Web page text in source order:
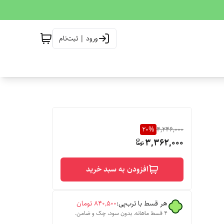
ورود | ثبت‌نام
4,246,000
20%
3,362,000
افزودن به سبد خرید
هر قسط با ترب‌پی:۸۴۰٬۵۰۰ تومان
۴ قسط ماهانه. بدون سود، چک و ضامن.